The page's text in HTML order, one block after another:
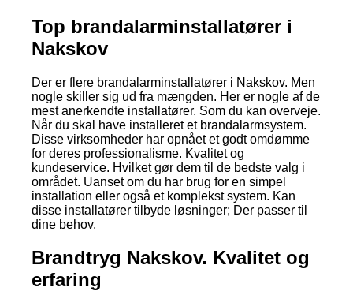
Top brandalarminstallatører i
Nakskov
Der er flere brandalarminstallatører i Nakskov. Men
nogle skiller sig ud fra mængden. Her er nogle af de
mest anerkendte installatører. Som du kan overveje.
Når du skal have installeret et brandalarmsystem.
Disse virksomheder har opnået et godt omdømme
for deres professionalisme. Kvalitet og
kundeservice. Hvilket gør dem til de bedste valg i
området. Uanset om du har brug for en simpel
installation eller også et komplekst system. Kan
disse installatører tilbyde løsninger; Der passer til
dine behov.
Brandtryg Nakskov. Kvalitet og
erfaring